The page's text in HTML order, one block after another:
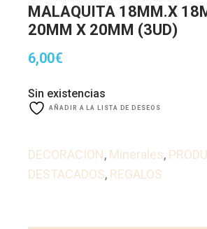
MALAQUITA 18MM.X
20MM X 20MM (3UD)
6,00€
Sin existencias
AÑADIR A LA LISTA DE DESEOS
DECORACION, Minerales,
DESTACADOS, REGALOS